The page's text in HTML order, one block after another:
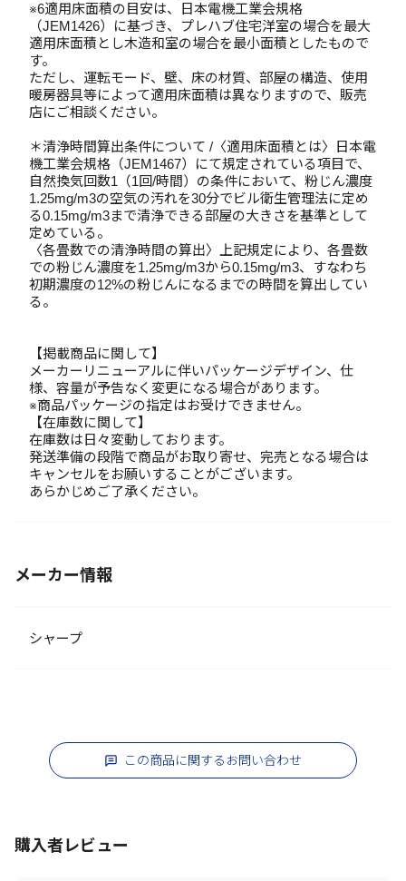
※6適用床面積の目安は、日本電機工業会規格
（JEM1426）に基づき、プレハブ住宅洋室の場合を最大
適用床面積とし木造和室の場合を最小面積としたもので
す。
ただし、運転モード、壁、床の材質、部屋の構造、使用
暖房器具等によって適用床面積は異なりますので、販売
店にご相談ください。
＊清浄時間算出条件について /〈適用床面積とは〉日本電
機工業会規格（JEM1467）にて規定されている項目で、
自然換気回数1（1回/時間）の条件において、粉じん濃度
1.25mg/m3の空気の汚れを30分でビル衛生管理法に定め
る0.15mg/m3まで清浄できる部屋の大きさを基準として
定めている。
〈各畳数での清浄時間の算出〉上記規定により、各畳数
での粉じん濃度を1.25mg/m3から0.15mg/m3、すなわち
初期濃度の12%の粉じんになるまでの時間を算出してい
る。
【掲載商品に関して】
メーカーリニューアルに伴いパッケージデザイン、仕
様、容量が予告なく変更になる場合があります。
※商品パッケージの指定はお受けできません。
【在庫数に関して】
在庫数は日々変動しております。
発送準備の段階で商品がお取り寄せ、完売となる場合は
キャンセルをお願いすることがございます。
あらかじめご了承ください。
メーカー情報
シャープ
この商品に関するお問い合わせ
購入者レビュー